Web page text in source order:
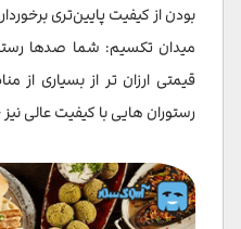
بودن از کیفیت پایین‌تری
میدان تکسیم: شما صدها
قیمتی ارزان تر از بسیاری از
رستوران هایی با کیفیت عالی